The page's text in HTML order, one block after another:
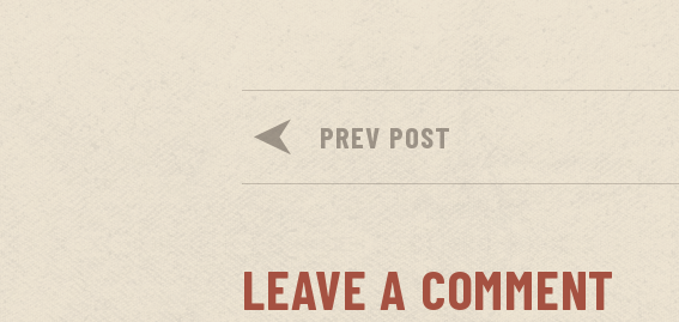
PREV POST
LEAVE A COMMENT